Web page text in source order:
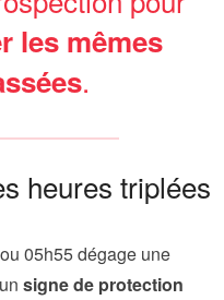
les mêmes
.
heures triplées
05h55 dégage une
signe de protection